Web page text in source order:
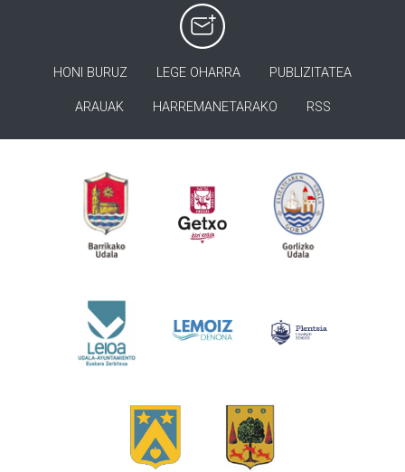
HONI BURUZ LEGE OHARRA PUBLIZITATEA
ARAUAK HARREMANETARAKO RSS